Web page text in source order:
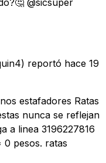
reportó hace 19
estafadores Ratas
nunca se reflejan
a linea 3196227816
pesos. ratas